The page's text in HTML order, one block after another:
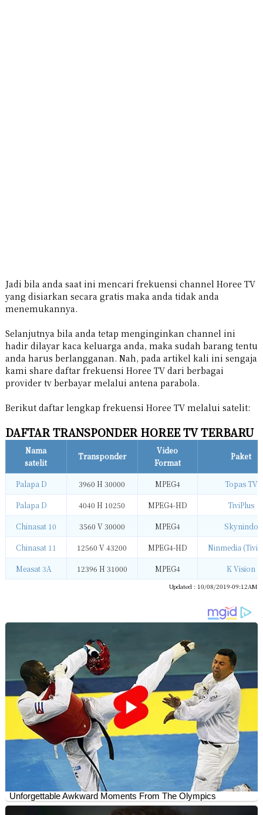
Jadi bila anda saat ini mencari frekuensi channel Horee TV
yang disiarkan secara gratis maka anda tidak anda
menemukannya.
Selanjutnya bila anda tetap menginginkan channel ini
hadir dilayar kaca keluarga anda, maka sudah barang tentu
anda harus berlangganan. Nah, pada artikel kali ini sengaja
kami share daftar frekuensi Horee TV dari berbagai
provider tv berbayar melalui antena parabola.
Berikut daftar lengkap frekuensi Horee TV melalui satelit:
DAFTAR TRANSPONDER HOREE TV TERBARU
Nama
satelit
Transponder
Video
Format
Paket
Palapa D 3960 H 30000 MPEG4 Topas TV
Palapa D 4040 H 10250 MPEG4-HD TiviPlus
Chinasat 10 3560 V 30000 MPEG4 Skynindo
Chinasat 11 12560 V 43200 MPEG4-HD Ninmedia
Measat 3A 12396 H 31000 MPEG4 K Vision
Updated : 10/08/2019-09:12AM